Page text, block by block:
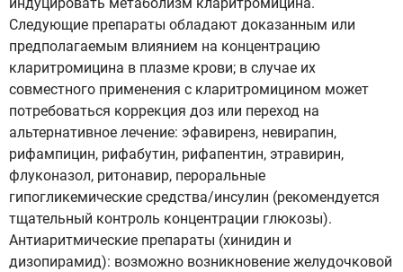
Следующие препараты обладают доказанным или
предполагаемым влиянием на концентрацию
кларитромицина в плазме крови; в случае их
совместного применения с кларитромицином может
потребоваться коррекция доз или переход на
альтернативное лечение: эфавиренз, невирапин,
рифампицин, рифабутин, рифапентин, этравирин,
флуконазол, ритонавир, пероральные
гипогликемические средства/инсулин (рекомендуется
тщательный контроль концентрации глюкозы).
Антиаритмические препараты (хинидин и
дизопирамид): возможно возникновение желудочковой